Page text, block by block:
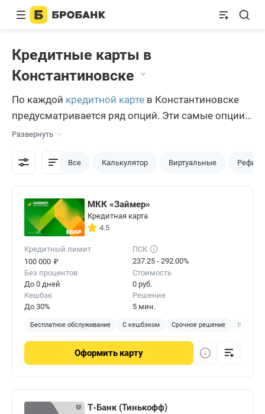
Кредитные карты в
Константиновске
По каждой кредитной карте в Константиновске
предусматривается ряд опций. Эти самые опции
помогают константиновцам удовлетворять свои
потребности. По продуктам с расширенным
пакетом возможно снятие наличных. Пока эта
актуальных программ уже доступны на Brobank.ru
— удобном кредитном портале.
Развернуть
Все Калькулятор Виртуальные
МКК «Займер»
Кредитная карта
4.5
Кредитный лимит
100 000 ₽
ПСК
237.25 - 292.00%
Без процентов
До 0 дней
Стоимость
0 руб.
Кешбэк
До 30%
Решение
5 мин.
Бесплатное обслуживание С кешбэком Срочное решение
Оформить карту
Т-Банк (Тинькофф)